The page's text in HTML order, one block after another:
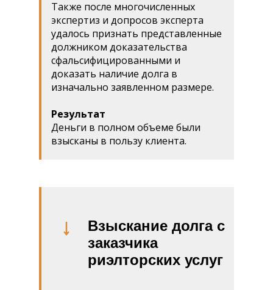
Также после многочисленных
экспертиз и допросов эксперта
удалось признать представленные
должником доказательства
сфальсифицированными и
доказать наличие долга в
изначально заявленном размере.
Результат
Деньги в полном объеме были
взысканы в пользу клиента.
Взыскание долга с
заказчика
риэлторских услуг